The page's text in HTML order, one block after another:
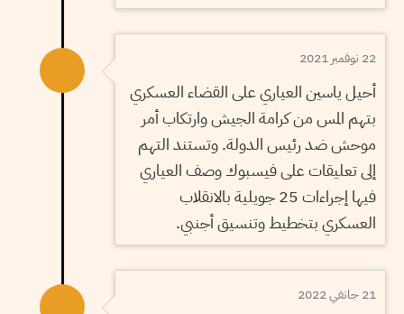
22 نوفمبر 2021
أحيل ياسين العياري على القضاء العسكري
بتهم المس من كرامة الجيش وارتكاب أمر
موحش ضد رئيس الدولة. وتستند التهم
إلى تعليقات على فيسبوك وصف العياري
فيها إجراءات 25 جويلية بالانقلاب
العسكري بتخطيط وتنسيق أجنبي.
21 جانفي 2022